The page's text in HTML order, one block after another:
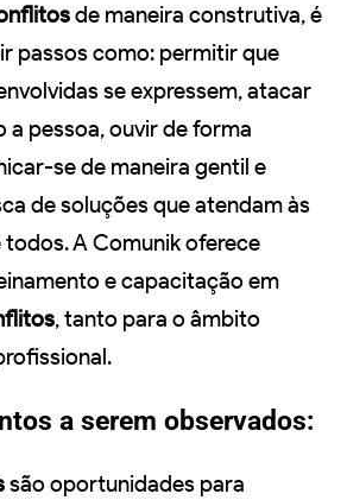
de maneira construtiva, é
passos como: permitir que
se expressem, atacar
a pessoa, ouvir de forma
se de maneira gentil e
de soluções que atendam às
todos. A Comunik oferece
e capacitação em
, tanto para o âmbito
a serem observados:
são oportunidades para